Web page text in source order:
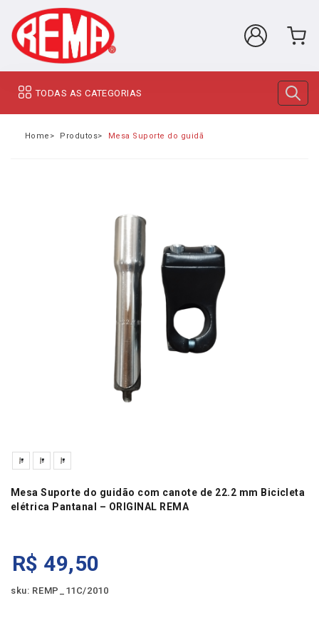
TODAS AS CATEGORIAS
Home Produtos Mesa Suporte do guidão com canote de 22.2 mm
Mesa Suporte do guidão com canote de 22.2 mm Bicicleta
elétrica Pantanal – ORIGINAL REMA
R$ 49,50
sku: REMP_11C/2010